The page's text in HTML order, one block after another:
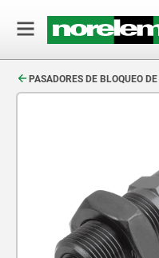
PASADORES DE BLOQUEO